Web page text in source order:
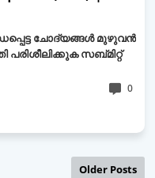
ചോദ്യങ്ങൾ മുഴുവൻ
പരിശീലിക്കുക സബ്മിറ്റ്
0
Older Posts